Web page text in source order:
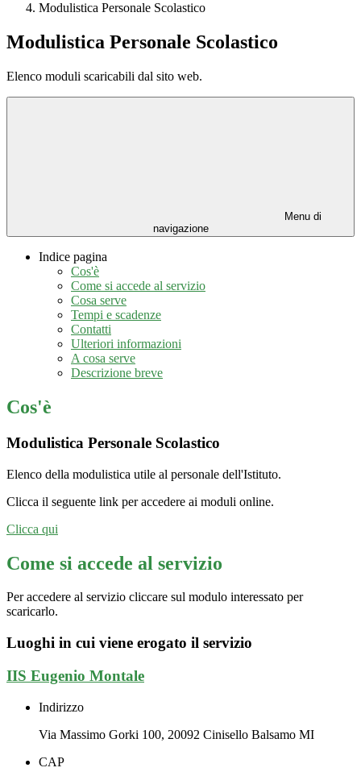
Modulistica Personale Scolastico
Modulistica Personale Scolastico
Elenco moduli scaricabili dal sito web.
Menu di
navigazione
Indice pagina
Cos'è
Come si accede al servizio
Cosa serve
Tempi e scadenze
Contatti
Ulteriori informazioni
A cosa serve
Descrizione breve
Cos'è
Modulistica Personale Scolastico
Elenco della modulistica utile al personale dell'Istituto.
Clicca il seguente link per accedere ai moduli online.
Clicca qui
Come si accede al servizio
Per accedere al servizio cliccare sul modulo interessato per
scaricarlo.
Luoghi in cui viene erogato il servizio
IIS Eugenio Montale
Indirizzo
Via Massimo Gorki 100, 20092 Cinisello Balsamo MI
CAP